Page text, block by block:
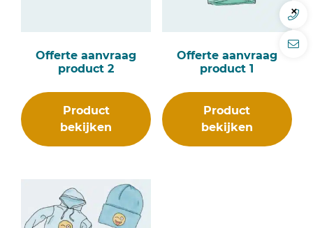
Offerte aanvraag
product 2
Product
bekijken
Offerte aanvraag
product 1
Product
bekijken